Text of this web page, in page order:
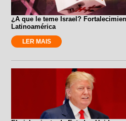
¿A que le teme Israel?
Latinoamérica
LER MAIS